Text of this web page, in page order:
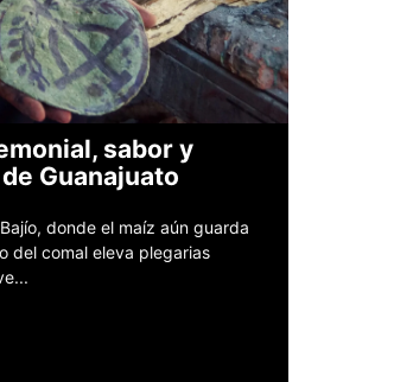
sabor y
Guanajuato
donde el maíz aún guarda
del comal eleva plegarias